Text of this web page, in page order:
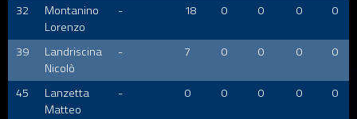
32
Montanino
Lorenzo
- 18 0 0 0 0
39
Landriscina
Nicolò
- 7 0 0 0 0
45
Lanzetta
Matteo
- 0 0 0 0 0